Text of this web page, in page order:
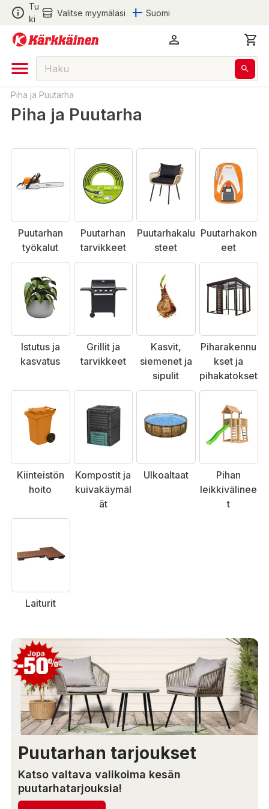
Tu
ki
Valitse myymäläsi Suomi
Piha ja Puutarha
Piha ja Puutarha
Puutarhan
työkalut
Puutarhan
tarvikkeet
Puutarhakalu
steet
Puutarhakon
eet
Istutus ja
kasvatus
Grillit ja
tarvikkeet
Kasvit,
siemenet ja
sipulit
Piharakennu
kset ja
pihakatokset
Kiinteistön
hoito
Kompostit ja
kuivakäymäl
ät
Ulkoaltaat
Pihan
leikkivälinee
t
Laiturit
Puutarhan tarjoukset
Katso valtava valikoima kesän
puutarhatarjouksia!